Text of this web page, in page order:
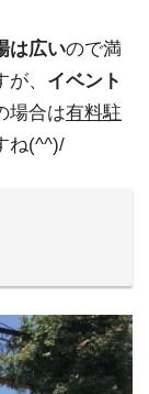
は広いので満
、 イベント
場合は有料駐
ね(^^)/